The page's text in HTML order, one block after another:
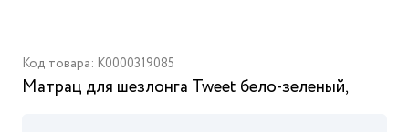
Код товара: K0000319085
Матрац для шезлонга Tweet бело-зеленый,